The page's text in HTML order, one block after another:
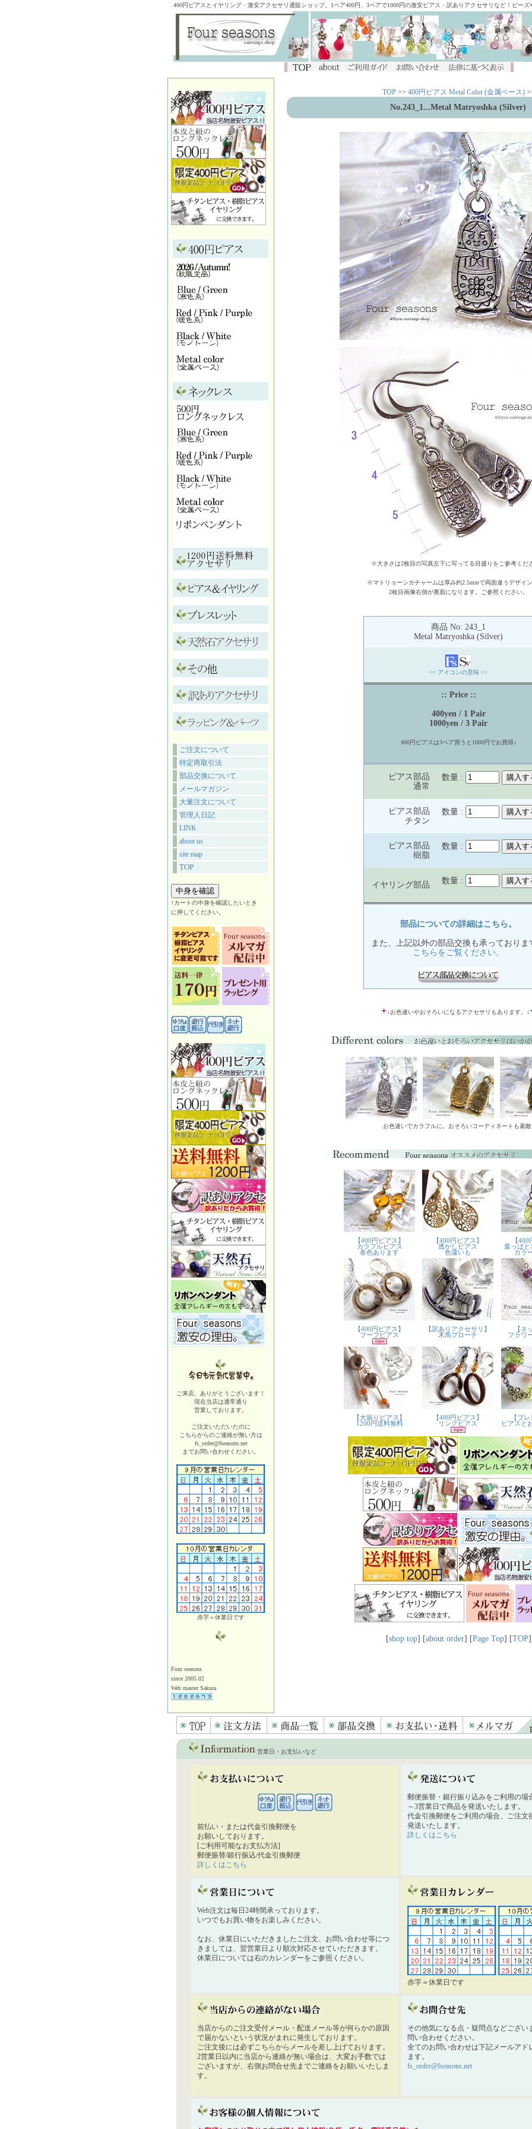
400円ピアスとイヤリング・激安アクセサリ通販ショップ。1ペア400円、3ペアで1000円の激安ピアス・訳ありアクセサリなど！ビー
ご注文について
特定商取引法
部品交換について
メールマガジン
大量注文について
管理人日記
LINK
about us
site map
TOP
↑カートの中身を確認したいとき
に押してください。
ご来店、ありがとうございます！
現在当店は通常通り
営業しております。
ご注文いただいたのに
こちらからのご連絡が無い方は
fs_order@fseasons.net
までお問い合わせください。
赤字＝休業日です
Four seasons
since 2005.02
Web master Sakura
TOP>> 400円ピアス Metal Color (金属ベース)
No.243_1...Metal Matryoshka (Silver)
※大きさは2枚目の写真左下に写ってる目盛りをご参考くだ
※マトリョーシカチャームは厚み約2.5mmで両面違うデザイ
2枚目画像右側が裏面になります。ご参照ください。
商品 No: 243_1
Metal Matryoshka (Silver)
<< アイコンの意味 >>
:: Price ::
400yen / 1 Pair
1000yen / 3 Pair
400円ピアスは3ペア買うと1000円でお買得♪
ピアス部品
通常
数量 :
ピアス部品
チタン
数量 :
ピアス部品
樹脂
数量 :
イヤリング部品 数量 :
部品についての詳細はこちら。
また、上記以外の部品交換も承っておりま
こちらをご覧ください。
↓お色違いやおそろいになるアクセサリもあります。↓
お色違いでカラフルに。おそろいコーディネートも素敵
[shop top] [about order] [Page Top] [TOP]
営業日・お支払いなど
前払い・または代金引換郵便を
お願いしております。
[ご利用可能なお支払方法]
郵便振替/銀行振込/代金引換郵便
詳しくはこちら
郵便振替・銀行振り込みをご利用の場
～3営業日で商品を発送いたします。
代金引換郵便をご利用の場合、ご注文
発送いたします。
詳しくはこちら
Web注文は毎日24時間承っております。
いつでもお買い物をお楽しみください。
なお、休業日にいただきましたご注文、お問い合わせ等につ
きましては、翌営業日より順次対応させていただきます。
休業日については右のカレンダーをご参照ください。
赤字＝休業日です
当店からのご注文受付メール・配送メール等が何らかの原因
で届かないという状況がまれに発生しております。
ご注文後には必ずこちらからメールを差し上げております。
2営業日以内に当店から連絡が無い場合は、大変お手数では
ございますが、右側お問合せ先までご連絡をお願いいたしま
す。
その他気になる点・疑問点などござい
問い合わせください。
全てのお問い合わせは下記メールアド
ます。
fs_order@fseasons.net